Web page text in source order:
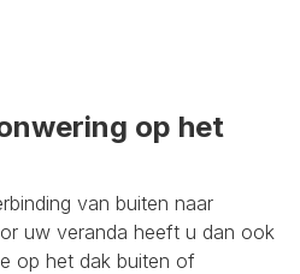
op het
van buiten naar
uw veranda heeft u dan ook
op het dak buiten of